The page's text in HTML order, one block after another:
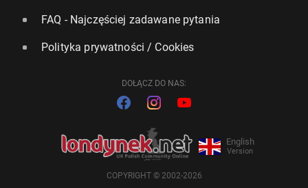
FAQ - Najczęściej zadawane pytania
Polityka prywatności / Cookies
DOŁĄCZ DO NAS:
English
Version
COPYRIGHT © 2002-2026